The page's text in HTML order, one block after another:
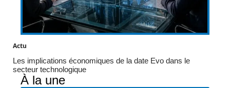
Actu
Les implications économiques de la date Evo dans le
secteur technologique
À la une